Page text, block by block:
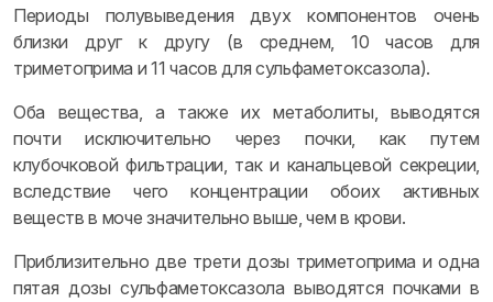
Периоды полувыведения двух компонентов очень
близки друг к другу (в среднем, 10 часов для
триметоприма и 11 часов для сульфаметоксазола).
Оба вещества, а также их метаболиты, выводятся
почти исключительно через почки, как путем
клубочковой фильтрации, так и канальцевой секреции,
вследствие чего концентрации обоих активных
веществ в моче значительно выше, чем в крови.
Приблизительно две трети дозы триметоприма и одна
пятая дозы сульфаметоксазола выводятся почками в